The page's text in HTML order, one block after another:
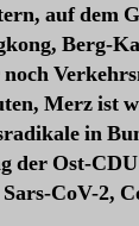
auf dem
Berg-
Merz ist
in
der Ost-
CoV-2,